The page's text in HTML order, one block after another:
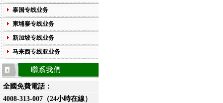
泰国专线业务
柬埔寨专线业务
新加坡专线业务
马来西专线亚业务
全國免費電話：
4008-313-007（24小時在線）